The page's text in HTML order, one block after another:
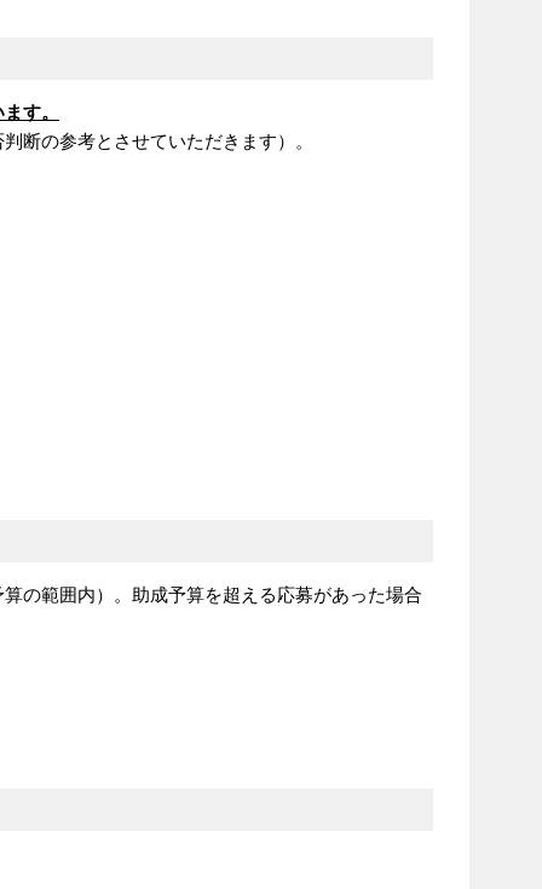
す。
断の参考とさせていただきます）。
の範囲内）。助成予算を超える応募があった場合